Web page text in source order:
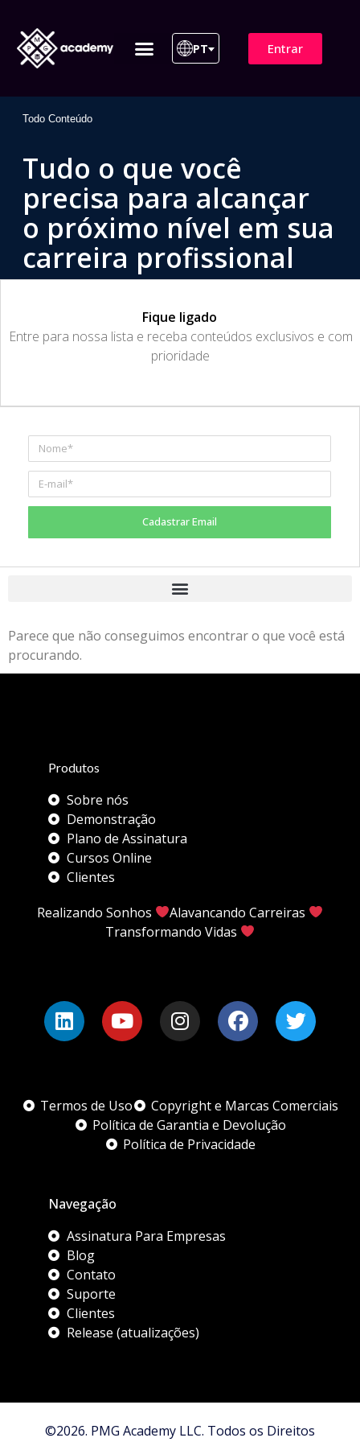
PT Entrar
Todo Conteúdo
Tudo o que você
precisa para alcançar
o próximo nível em sua
carreira profissional
Fique ligado
​Entre para nossa lista e receba conteúdos exclusivos e com
prioridade
Cadastrar Email
Parece que não conseguimos encontrar o que você está
procurando.
Produtos
Sobre nós
Demonstração
Plano de Assinatura
Cursos Online
Clientes
Realizando Sonhos
Alavancando Carreiras
Transformando Vidas
Termos de Uso
Copyright e Marcas Comerciais
Política de Garantia e Devolução
Política de Privacidade
Navegação
Assinatura Para Empresas
Blog
Contato
Suporte
Clientes
Release (atualizações)
©2026. PMG Academy LLC. Todos os Direitos